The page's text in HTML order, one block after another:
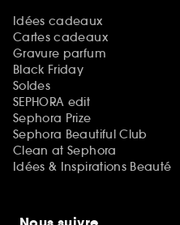
Idées cadeaux
Cartes cadeaux
Gravure parfum
Black Friday
Soldes
SEPHORA edit
Sephora Prize
Sephora Beautiful Club
Clean at Sephora
Idées & Inspirations Beauté